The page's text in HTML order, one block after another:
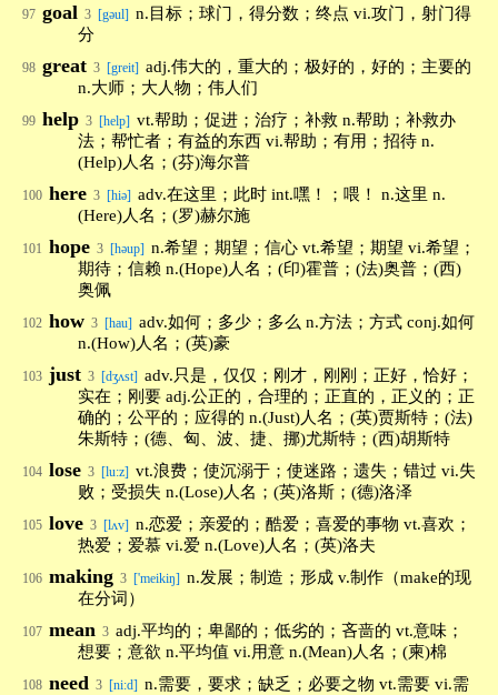
97 goal 3 [gəul] n.目标；球门，得分数；终点 vi.攻门，射门得
分
98 great 3 [greit] adj.伟大的，重大的；极好的，好的；主要的
n.大师；大人物；伟人们
99 help 3 [help] vt.帮助；促进；治疗；补救 n.帮助；补救办
法；帮忙者；有益的东西 vi.帮助；有用；招待 n.
(Help)人名；(芬)海尔普
100 here 3 [hiə] adv.在这里；此时 int.嘿！；喂！ n.这里 n.
(Here)人名；(罗)赫尔施
101 hope 3 [həup] n.希望；期望；信心 vt.希望；期望 vi.希望；
期待；信赖 n.(Hope)人名；(印)霍普；(法)奥普；(西)
奥佩
102 how 3 [hau] adv.如何；多少；多么 n.方法；方式 conj.如何
n.(How)人名；(英)豪
103 just 3 [dʒʌst] adv.只是，仅仅；刚才，刚刚；正好，恰好；
实在；刚要 adj.公正的，合理的；正直的，正义的；正
确的；公平的；应得的 n.(Just)人名；(英)贾斯特；(法)
朱斯特；(德、匈、波、捷、挪)尤斯特；(西)胡斯特
104 lose 3 [lu:z] vt.浪费；使沉溺于；使迷路；遗失；错过 vi.失
败；受损失 n.(Lose)人名；(英)洛斯；(德)洛泽
105 love 3 [lʌv] n.恋爱；亲爱的；酷爱；喜爱的事物 vt.喜欢；
热爱；爱慕 vi.爱 n.(Love)人名；(英)洛夫
106 making 3 ['meikiŋ] n.发展；制造；形成 v.制作（make的现
在分词）
107 mean 3 adj.平均的；卑鄙的；低劣的；吝啬的 vt.意味；
想要；意欲 n.平均值 vi.用意 n.(Mean)人名；(柬)棉
108 need 3 [ni:d] n.需要，要求；缺乏；必要之物 vt.需要 vi.需